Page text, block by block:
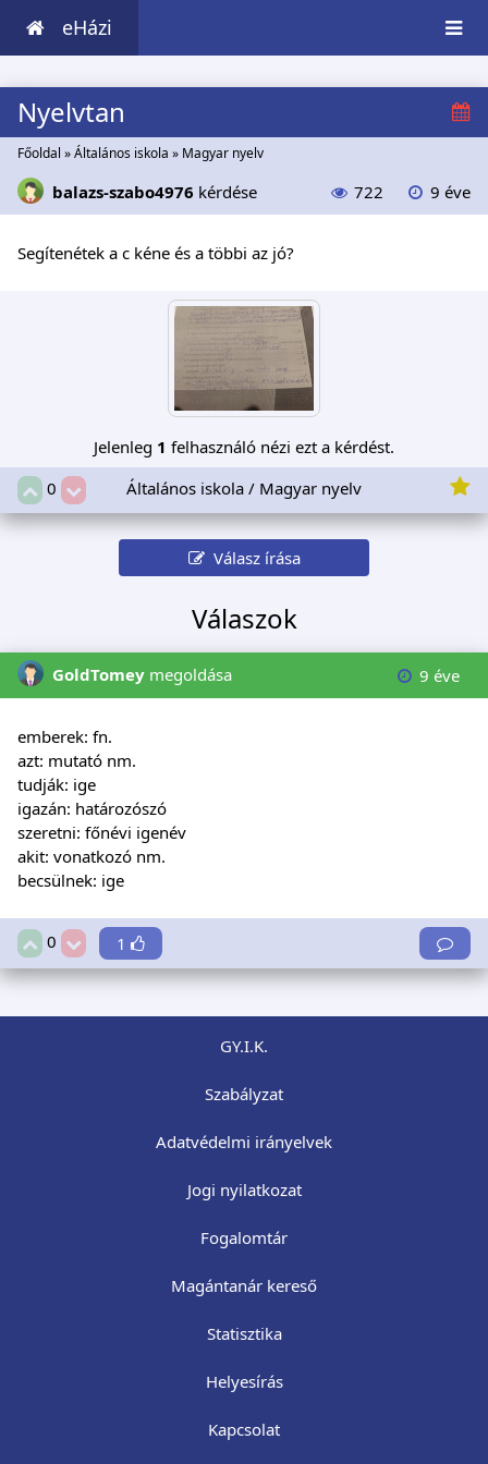
eHázi
Nyelvtan
Főoldal »Általános iskola » Magyar nyelv
balazs-szabo4976 kérdése 722 9 éve
Segítenétek a c kéne és a többi az jó?
Jelenleg 1 felhasználó nézi ezt a kérdést.
0
Általános iskola / Magyar nyelv
Válasz írása
Válaszok
GoldTomey megoldása 9 éve
emberek: fn.
azt: mutató nm.
tudják: ige
igazán: határozószó
szeretni: főnévi igenév
akit: vonatkozó nm.
becsülnek: ige
0 1
GY.I.K.
Szabályzat
Adatvédelmi irányelvek
Jogi nyilatkozat
Fogalomtár
Magántanár kereső
Statisztika
Helyesírás
Kapcsolat